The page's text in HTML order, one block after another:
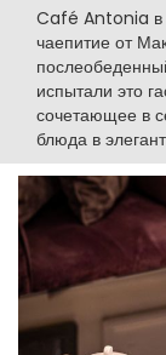
Café Antonia в
чаепитие от
испытали это
сочетающее в
блюда в